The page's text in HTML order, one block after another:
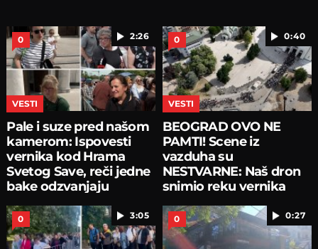
2:26
0
VESTI
Pale i suze pred našom
kamerom: Ispovesti
vernika kod Hrama
Svetog Save, reči jedne
bake odzvanjaju
0:40
0
VESTI
BEOGRAD OVO NE
PAMTI! Scene iz
vazduha su
NESTVARNE: Naš dron
snimio reku vernika
3:05
0 0:27
0